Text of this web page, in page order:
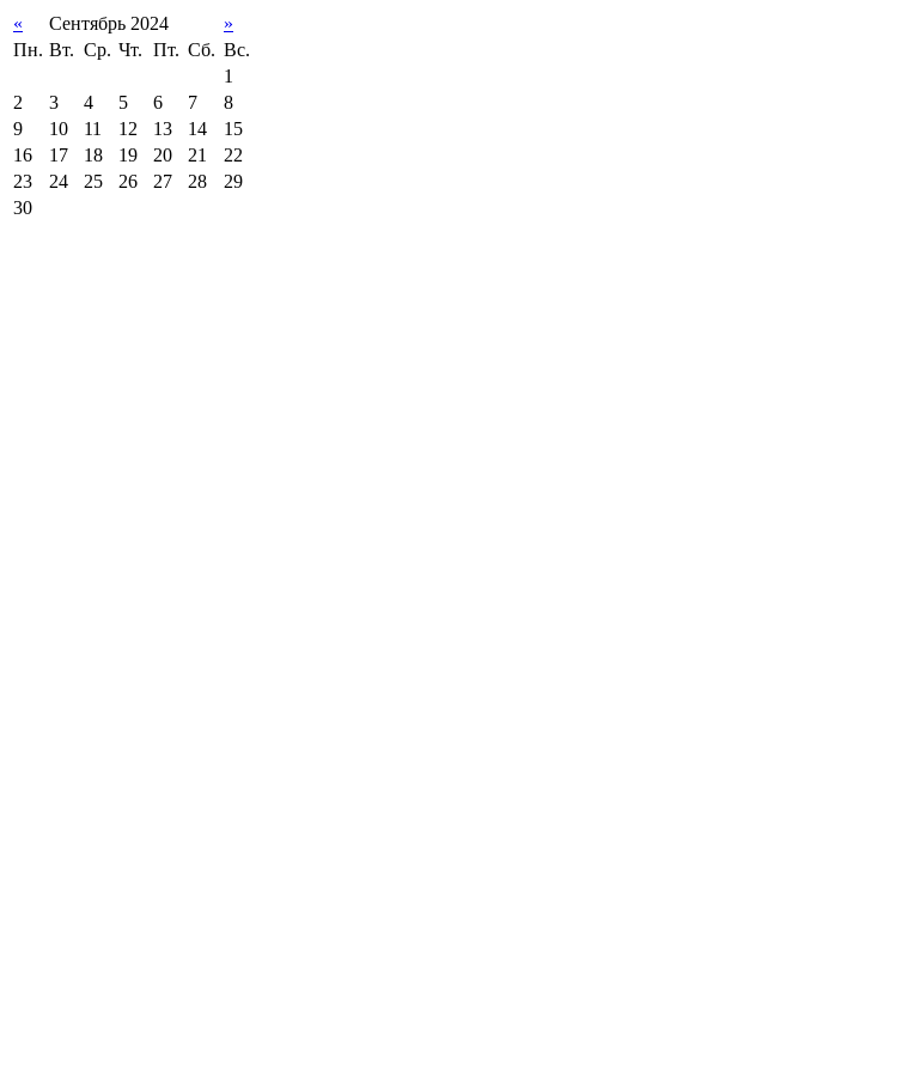
« Сентябрь 2024
»
Пн. Вт. Ср. Чт. Пт. Сб. Вс.
1
2
3 4 5 6 7
8
9
10 11 12 13 14
15
16
17 18 19 20 21
22
23
24 25 26 27 28
29
30